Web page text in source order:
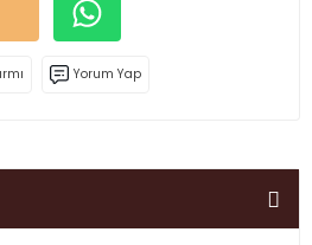
Yorum Yap